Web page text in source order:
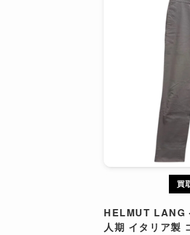
買
HELMUT LANG
人期 イタリア製